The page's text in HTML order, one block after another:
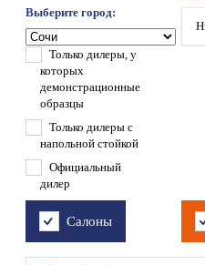
Выберите город:
Только дилеры, у
которых
демонстрационные
образцы
Только дилеры с
напольной стойкой
Официальный
дилер
Салоны